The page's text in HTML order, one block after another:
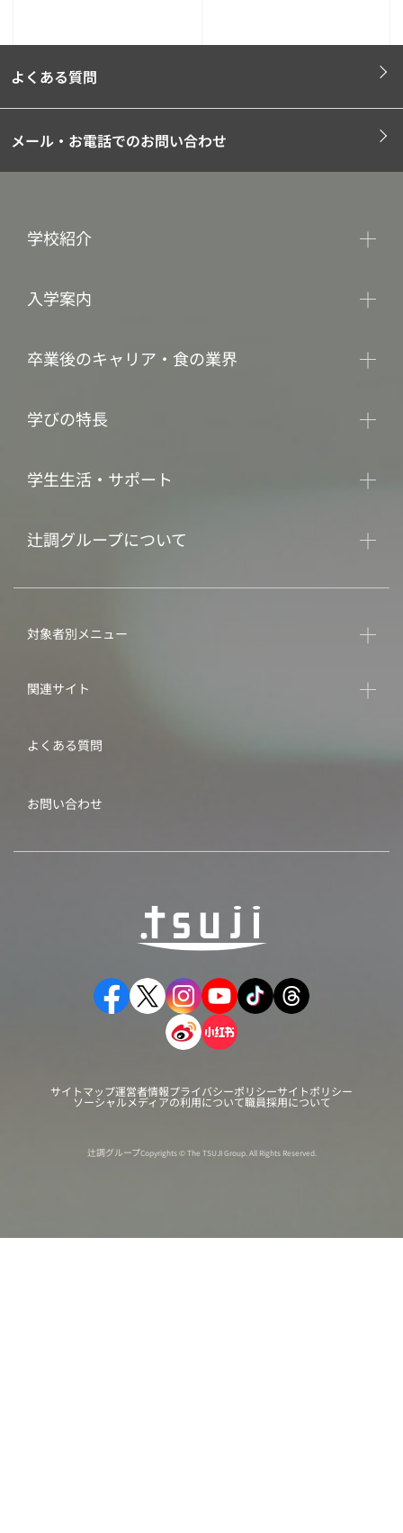
よくある質問
メール・お電話でのお問い合わせ
学校紹介
入学案内
卒業後のキャリア・食の業界
学びの特長
学生生活・サポート
辻調グループについて
対象者別メニュー
関連サイト
よくある質問
お問い合わせ
サイトマップ運営者情報プライバシーポリシーサイトポリシー
ソーシャルメディアの利用について職員採用について
辻調グループCopyrights © The TSUJI Group. All Rights Reserved.